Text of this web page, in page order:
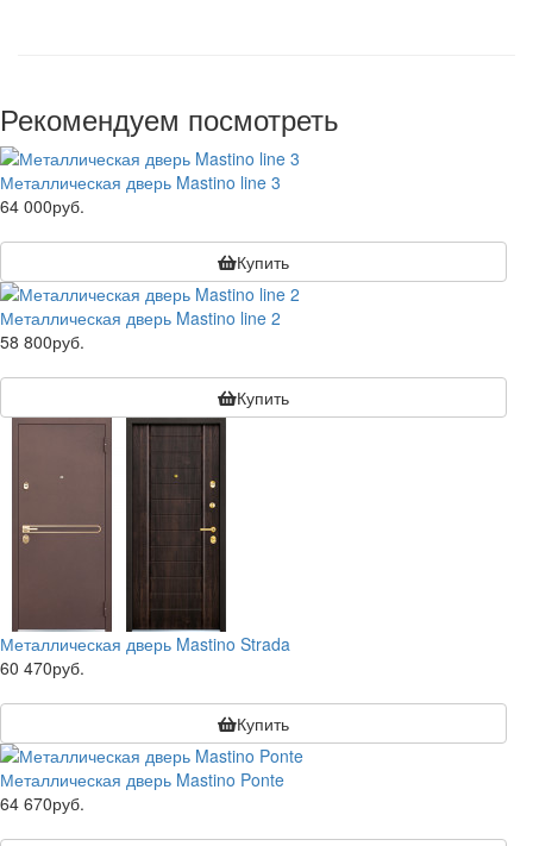
Рекомендуем посмотреть
Металлическая дверь Mastino line 3
64 000руб.
Купить
Металлическая дверь Mastino line 2
58 800руб.
Купить
Металлическая дверь Mastino Strada
60 470руб.
Купить
Металлическая дверь Mastino Ponte
64 670руб.